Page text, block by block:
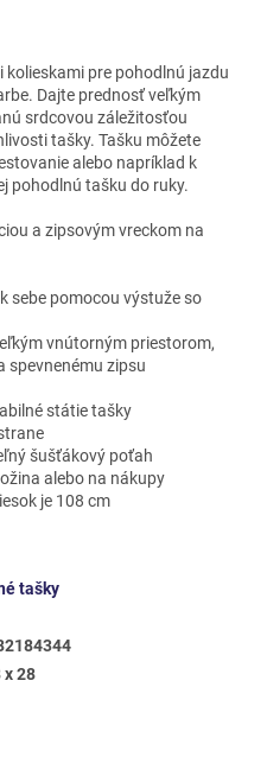
pre pohodlnú jazdu
Dajte prednosť veľkým
srdcovou záležitosťou
tašky. Tašku môžete
alebo napríklad k
pohodlnú tašku do ruky.
a zipsovým vreckom na
sebe pomocou výstuže so
vnútorným priestorom,
spevnenému zipsu
státie tašky
šušťákový poťah
alebo na nákupy
je 108 cm
tašky
x 28